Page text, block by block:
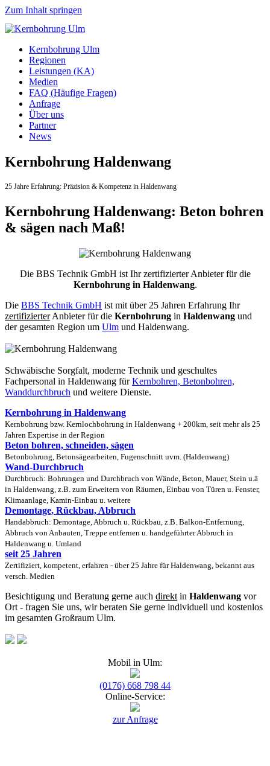
Zum Inhalt springen
Kernbohrung Ulm
Regionen
Leistungen (KA)
Medien
FAQ (Häufige Fragen)
Anfrage
Über uns
Partner
News
Kernbohrung Haldenwang
25 Jahre Erfahrung: Präzision & Kompetenz in Haldenwang
Kernbohrung Haldenwang: Beton bohren
& sägen nach Maß!
Die BBS Technik GmbH ist Ihr zertifizierter Anbieter für die
Kernbohrung in Haldenwang.
Die BBS Technik GmbH ist mit über 25 Jahren Erfahrung Ihr
zertifizierterAnbieter für die Kernbohrung in Haldenwang und
der gesamten Region um Ulm und Haldenwang.
Schwäbische Sorgfalt, moderne Technik und geschultes
Fachpersonal in Haldenwang fürKernbohren, Betonbohren,
Wanddurchbruch und weitere Dienste.
Kernbohrung in Haldenwang
Kernbohrung bzw. Kernlochbohrung in Haldenwang + 200km, seit mehr als 25
Jahren Expertise in der Region
Beton bohren, schneiden, sägen
Betonbohrung, Betonsägearbeiten, Fugenschnitt uvm. (Haldenwang)
Wand-Durchbruch
Durchbruch: Bohrungen und Durchbruch von Wände, Beton, Mauer, Stein u.ä
in Haldenwang, z.B. zum Erweitern von Räumen, Einbau von Türen u. Fenster,
Klimaanlage, Kamin-Einbau u. weitere
Demontage, Rückbau, Abbruch
Handabbruch: Demontage, Abbruch u. Rückbau, z.B. Balkon-Entfernung,
Abbruch von Anbauten, Treppe entfernen u. handgeführter Abbruch in
Haldenwang u. Umland
seit 25 Jahren
Zertifiziert, kompetent, erfahren - über 25 Jahre für Haldenwang, bekannt aus
versch. Medien
Besichtigung und Beratung gerne auch direkt in Haldenwang vor
Ort - fragen Sie uns, wir beraten Sie gerne individuell und kostenlos
im gesamten Großraum Ulm.
Mobil in Ulm:
(0176) 668 798 44
Online-Service:
zur Anfrage